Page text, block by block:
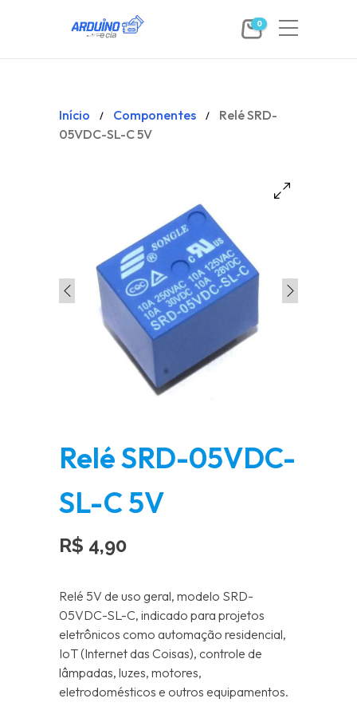
0
Início / Componentes /
Relé SRD-
05VDC-SL-C 5V
Relé SRD-05VDC-
SL-C 5V
R$ 4,90
Relé 5V de uso geral, modelo SRD-
05VDC-SL-C, indicado para projetos
eletrônicos como automação residencial,
IoT (Internet das Coisas), controle de
lâmpadas, luzes, motores,
eletrodomésticos e outros equipamentos.